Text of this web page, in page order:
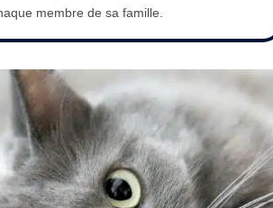
membre de sa famille.